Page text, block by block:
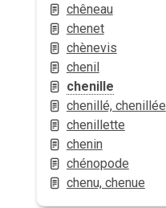
chêneau
chenet
chènevis
chenil
chenille
chenillé, chenillée
chenillette
chenin
chénopode
chenu, chenue